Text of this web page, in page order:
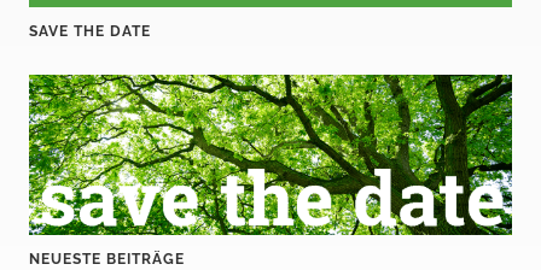
SAVE THE DATE
NEUESTE BEITRÄGE